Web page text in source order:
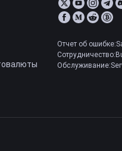
Отчет об